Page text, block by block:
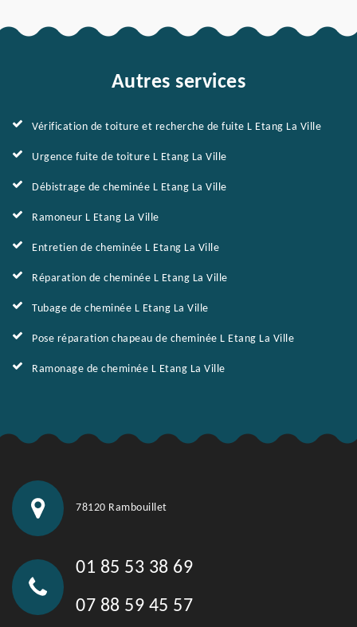
Autres services
Vérification de toiture et recherche de fuite L Etang La Ville
Urgence fuite de toiture L Etang La Ville
Débistrage de cheminée L Etang La Ville
Ramoneur L Etang La Ville
Entretien de cheminée L Etang La Ville
Réparation de cheminée L Etang La Ville
Tubage de cheminée L Etang La Ville
Pose réparation chapeau de cheminée L Etang La Ville
Ramonage de cheminée L Etang La Ville
78120 Rambouillet
01 85 53 38 69
07 88 59 45 57